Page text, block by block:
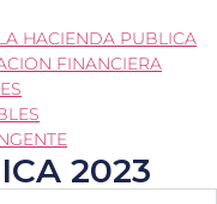
HACIENDA PUBLICA
FINANCIERA
2023